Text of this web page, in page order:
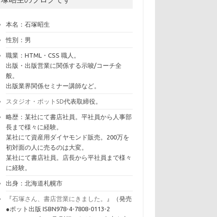
本名：石塚昭生
性別：男
職業：HTML・CSS 職人。
出版・出版営業に関係する示唆/コーチ全
般。
出版業界関係セミナー講師など。
スタジオ・ポットSD代表取締役。
略歴：某社にて書店社員。平社員から人事部
長まで様々に経験。
某社にて資産用ダイヤモンド販売。200万を
初対面の人に売るのは大変。
某社にて書店社員。店長から平社員まで様々
に経験。
出身：北海道札幌市
『石塚さん、書店営業にきました。
』（発売
●ポット出版 ISBN978-4-7808-0113-2